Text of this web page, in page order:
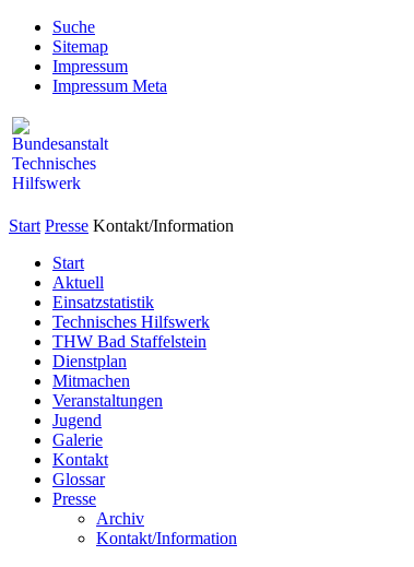
Suche
Sitemap
Impressum
Impressum Meta
Start Presse Kontakt/Information
Start
Aktuell
Einsatzstatistik
Technisches Hilfswerk
THW Bad Staffelstein
Dienstplan
Mitmachen
Veranstaltungen
Jugend
Galerie
Kontakt
Glossar
Presse
Archiv
Kontakt/Information